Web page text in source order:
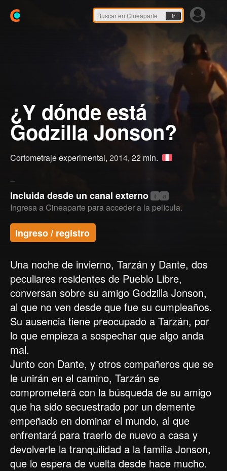
Ir
¿Y dónde está
Godzilla Jonson?
Cortometraje experimental, 2014, 22 min.
Incluida desde un canal externo t a
Ingresa a Cineaparte para acceder a la película.
Ingreso / registro
Una noche de invierno, Tarzán y Dante, dos
peculiares residentes de Pueblo Libre,
conversan sobre su amigo Godzilla Jonson,
al que no ven desde que fue su cumpleaños.
Su ausencia tiene preocupado a Tarzán, por
lo que empieza a sospechar que algo anda
mal.
Junto con Dante, y otros compañeros que se
le unirán en el camino, Tarzán se
comprometerá con la búsqueda de su amigo
que ha sido secuestrado por un demente
empeñado en dominar el mundo, al que
enfrentará para traerlo de nuevo a casa y
devolverle la tranquilidad a la familia Jonson,
que lo espera de vuelta desde hace mucho.